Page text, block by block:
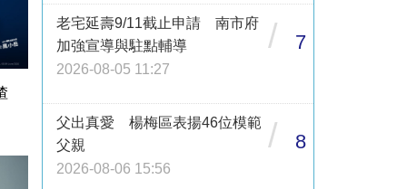
老宅延壽9/11截止申請 南市府
加強宣導與駐點輔導
2026-08-05 11:27
/ 7
父出真愛 楊梅區表揚46位模範
父親
2026-08-06 15:56
/ 8